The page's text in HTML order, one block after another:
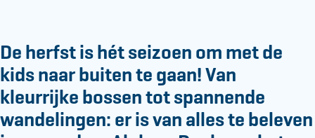
e
p
a
g
e
De herfst is hét seizoen om met de
kids naar buiten te gaan! Van
kleurrijke bossen tot spannende
wandelingen: er is van alles te beleven